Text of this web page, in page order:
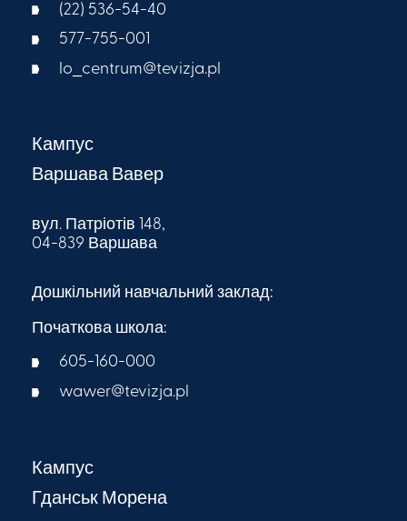
(22) 536-54-40
577-755-001
lo_centrum@tevizja.pl
Кампус
Варшава Вавер
вул. Патріотів 148,
04-839 Варшава
Дошкільний навчальний заклад:
Початкова школа:
605-160-000​
wawer@tevizja.pl
Кампус
Гданськ Морена